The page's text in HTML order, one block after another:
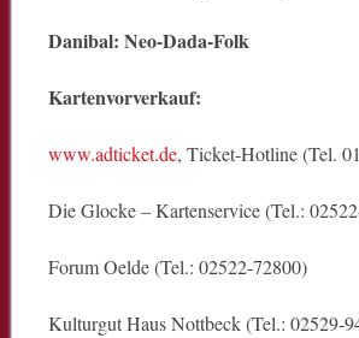
Danibal: Neo-Dada-Folk
Kartenvorverkauf:
www.adticket.de, Ticket-Hotline (Tel.
Die Glocke – Kartenservice (Tel.:
Forum Oelde (Tel.: 02522-72800)
Kulturgut Haus Nottbeck (Tel.: 02529-